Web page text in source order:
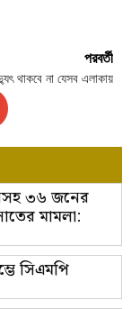
পরবর্তী
থাকবে না যেসব এলাকায়
৩৬ জনের
মামলা:
সিএমপি